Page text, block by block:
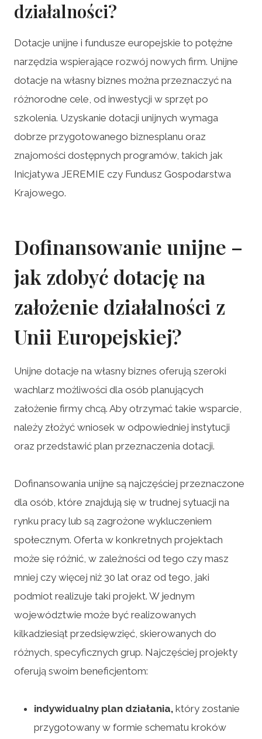
działalności?
Dotacje unijne i fundusze europejskie to potężne
narzędzia wspierające rozwój nowych firm. Unijne
dotacje na własny biznes można przeznaczyć na
różnorodne cele, od inwestycji w sprzęt po
szkolenia. Uzyskanie dotacji unijnych wymaga
dobrze przygotowanego biznesplanu oraz
znajomości dostępnych programów, takich jak
Inicjatywa JEREMIE czy Fundusz Gospodarstwa
Krajowego.
Dofinansowanie unijne –
jak zdobyć dotację na
założenie działalności z
Unii Europejskiej?
Unijne dotacje na własny biznes oferują szeroki
wachlarz możliwości dla osób planujących
założenie firmy chcą. Aby otrzymać takie wsparcie,
należy złożyć wniosek w odpowiedniej instytucji
oraz przedstawić plan przeznaczenia dotacji.
Dofinansowania unijne są najczęściej przeznaczone
dla osób, które znajdują się w trudnej sytuacji na
rynku pracy lub są zagrożone wykluczeniem
społecznym. Oferta w konkretnych projektach
może się różnić, w zależności od tego czy masz
mniej czy więcej niż 30 lat oraz od tego, jaki
podmiot realizuje taki projekt. W jednym
województwie może być realizowanych
kilkadziesiąt przedsięwzięć, skierowanych do
różnych, specyficznych grup. Najczęściej projekty
oferują swoim beneficjentom:
indywidualny plan działania, który zostanie
przygotowany w formie schematu kroków